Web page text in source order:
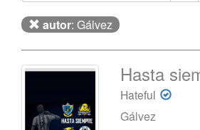
autor: Gálvez
Hasta
Hateful
Gálvez